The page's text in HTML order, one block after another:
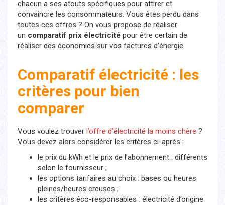
chacun a ses atouts spécifiques pour attirer et
convaincre les consommateurs. Vous êtes perdu dans
toutes ces offres ? On vous propose de réaliser
un comparatif prix électricité pour être certain de
réaliser des économies sur vos factures d’énergie.
Comparatif électricité : les
critères pour bien
comparer
Vous voulez trouver l’offre d’électricité la moins chère ?
Vous devez alors considérer les critères ci-après :
le prix du kWh et le prix de l’abonnement : différents
selon le fournisseur ;
les options tarifaires au choix : bases ou heures
pleines/heures creuses ;
les critères éco-responsables : électricité d’origine